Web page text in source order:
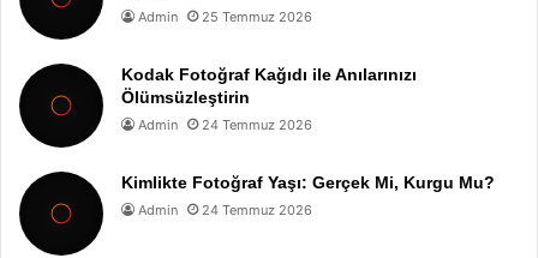
Admin 25 Temmuz 2026
Kodak Fotoğraf Kağıdı ile Anılarınızı
Ölümsüzleştirin
Admin 24 Temmuz 2026
Kimlikte Fotoğraf Yaşı: Gerçek Mi, Kurgu Mu?
Admin 24 Temmuz 2026